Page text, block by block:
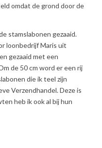
omdat de grond door de
stamslabonen gezaaid.
loonbedrijf Maris uit
gezaaid met een
de 50 cm word er een rij
die ik teel zijn
Verzendhandel. Deze is
heb ik ook al bij hun